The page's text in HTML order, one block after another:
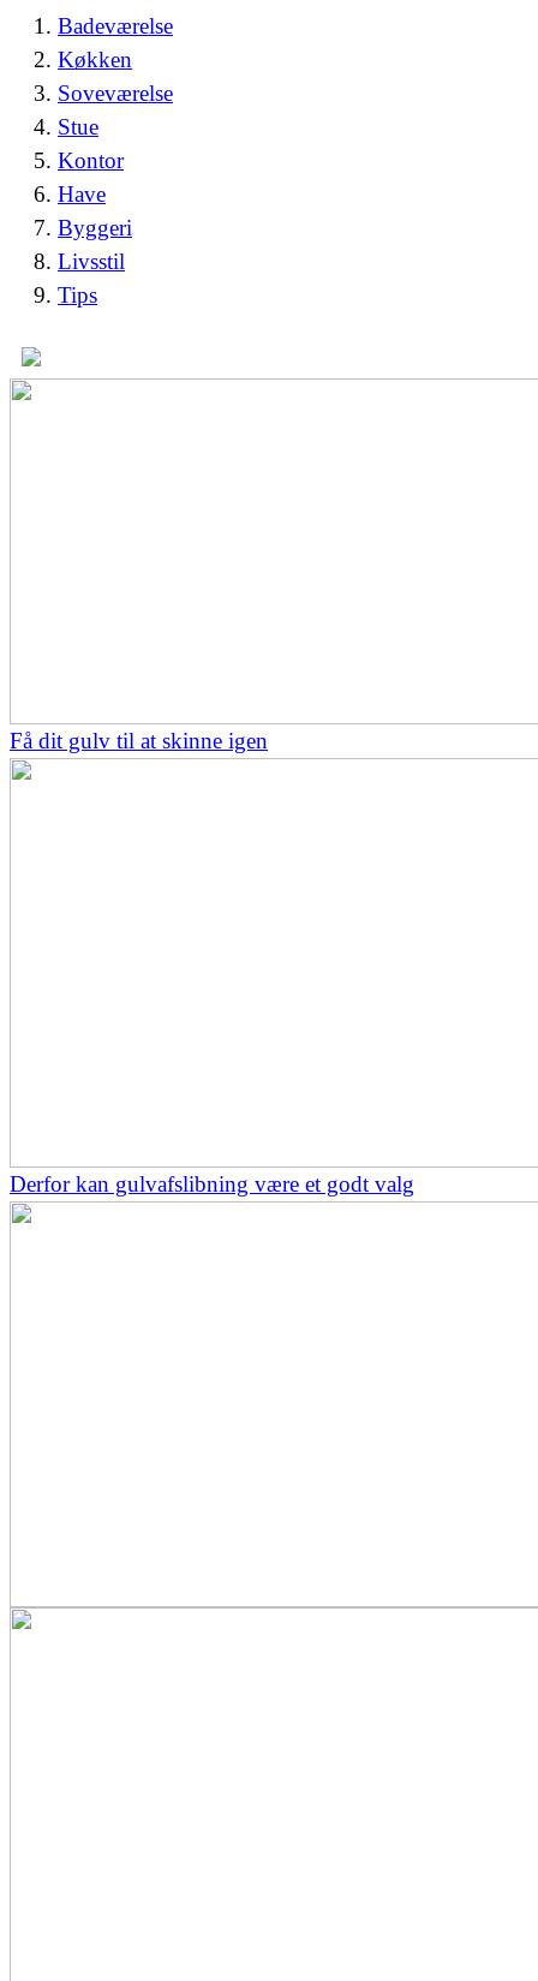
Badeværelse
Køkken
Soveværelse
Stue
Kontor
Have
Byggeri
Livsstil
Tips
Få dit gulv til at skinne igen
Derfor kan gulvafslibning være et godt valg